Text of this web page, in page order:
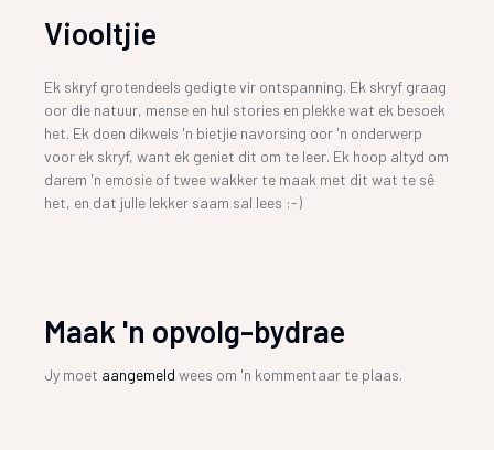
Viooltjie
Ek skryf grotendeels gedigte vir ontspanning. Ek skryf graag
oor die natuur, mense en hul stories en plekke wat ek besoek
het. Ek doen dikwels 'n bietjie navorsing oor 'n onderwerp
voor ek skryf, want ek geniet dit om te leer. Ek hoop altyd om
darem 'n emosie of twee wakker te maak met dit wat te sê
het, en dat julle lekker saam sal lees :-)
Maak 'n opvolg-bydrae
Jy moet aangemeld wees om 'n kommentaar te plaas.